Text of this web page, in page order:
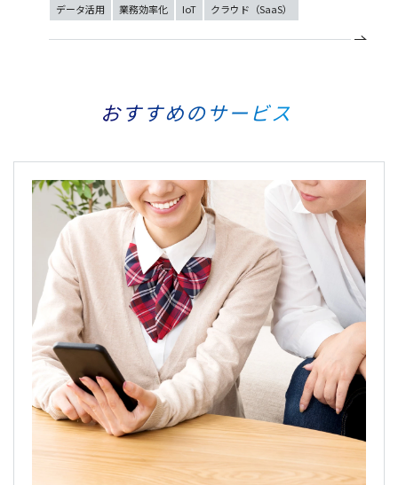
データ活用 業務効率化 IoT クラウド（SaaS）
おすすめのサービス